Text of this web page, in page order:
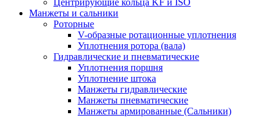
Центрирующие кольца KF и ISO
Манжеты и сальники
Роторные
V-образные ротационные уплотнения
Уплотнения ротора (вала)
Гидравлические и пневматические
Уплотнения поршня
Уплотнение штока
Манжеты гидравлические
Манжеты пневматические
Манжеты армированные (Сальники)